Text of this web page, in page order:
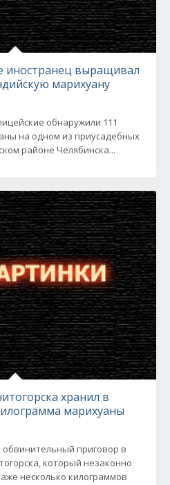
иностранец выращивал
марихуану
обнаружили 111
на одном из приусадебных
районе Челябинска...
хранил в
марихуаны
приговор в
который незаконно
несколько килограммов